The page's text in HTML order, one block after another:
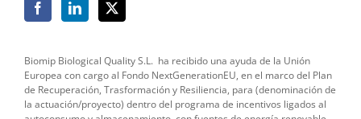
Biomip Biological Quality S.L. ha recibido una ayuda de la Unión
Europea con cargo al Fondo NextGenerationEU, en el marco del Plan
de Recuperación, Trasformación y Resiliencia, para (denominación de
la actuación/proyecto) dentro del programa de incentivos ligados al